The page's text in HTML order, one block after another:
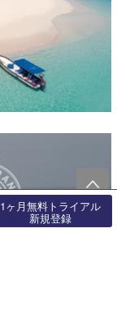
1ヶ月無料トライアル
新規登録